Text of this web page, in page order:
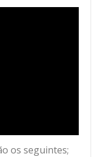
os seguintes;